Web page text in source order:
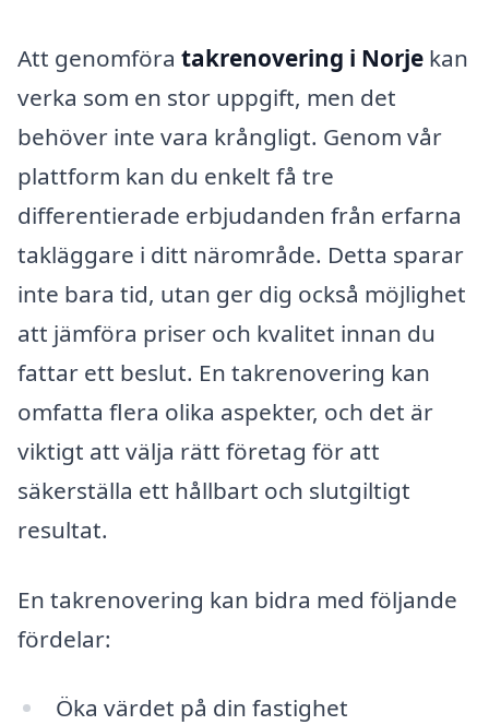
Att genomföra takrenovering i Norje kan
verka som en stor uppgift, men det
behöver inte vara krångligt. Genom vår
plattform kan du enkelt få tre
differentierade erbjudanden från erfarna
takläggare i ditt närområde. Detta sparar
inte bara tid, utan ger dig också möjlighet
att jämföra priser och kvalitet innan du
fattar ett beslut. En takrenovering kan
omfatta flera olika aspekter, och det är
viktigt att välja rätt företag för att
säkerställa ett hållbart och slutgiltigt
resultat.
En takrenovering kan bidra med följande
fördelar:
Öka värdet på din fastighet